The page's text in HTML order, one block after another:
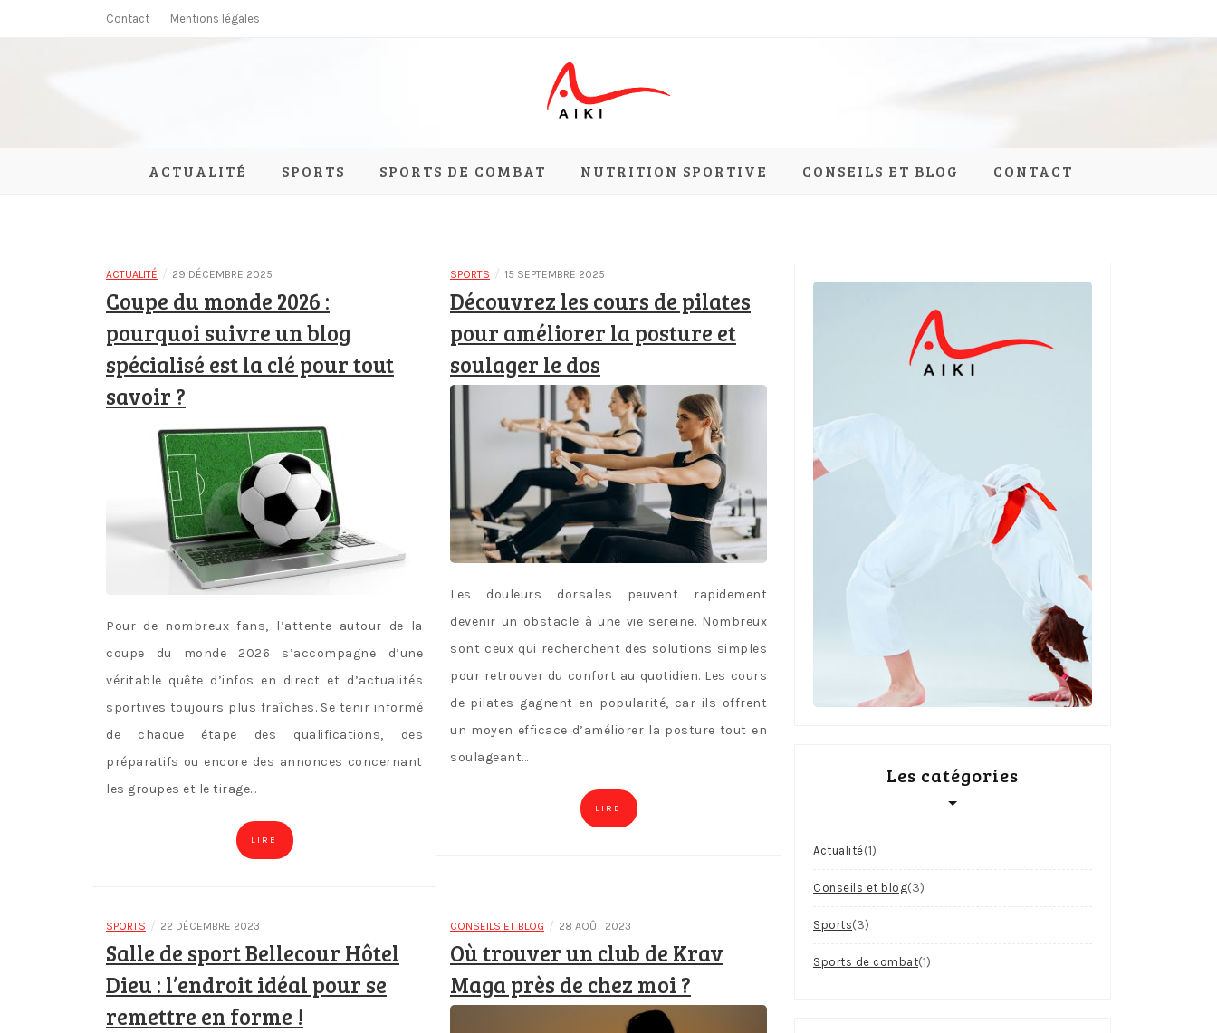
Contact Mentions légales
Aiki Autrement
ACTUALITÉ SPORTS SPORTS DE COMBAT NUTRITION SPORTIVE CONSEILS ET BLOG CONTACT
ACTUALITÉ / 29 DÉCEMBRE 2025
Coupe du monde 2026 :
pourquoi suivre un blog
spécialisé est la clé pour tout
savoir ?
Pour de nombreux fans, l’attente autour de la
coupe du monde 2026 s’accompagne d’une
véritable quête d’infos en direct et d’actualités
sportives toujours plus fraîches. Se tenir informé
de chaque étape des qualifications, des
préparatifs ou encore des annonces concernant
les groupes et le tirage…
LIRE
SPORTS / 15 SEPTEMBRE 2025
Découvrez les cours de pilates
pour améliorer la posture et
soulager le dos
Les douleurs dorsales peuvent rapidement
devenir un obstacle à une vie sereine. Nombreux
sont ceux qui recherchent des solutions simples
pour retrouver du confort au quotidien. Les cours
de pilates gagnent en popularité, car ils offrent
un moyen efficace d’améliorer la posture tout en
soulageant…
LIRE
SPORTS / 22 DÉCEMBRE 2023
Salle de sport Bellecour Hôtel
Dieu : l’endroit idéal pour se
remettre en forme !
CONSEILS ET BLOG / 28 AOÛT 2023
Où trouver un club de Krav
Maga près de chez moi ?
Les catégories
Actualité(1)
Conseils et blog(3)
Sports(3)
Sports de combat(1)